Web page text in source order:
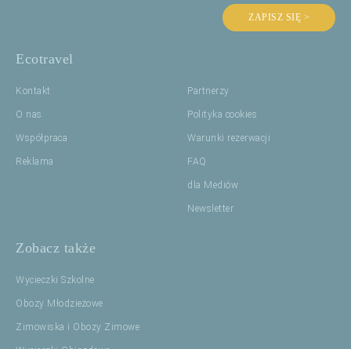
ZAPISZ SIĘ >
Ecotravel
Kontakt
O nas
Współpraca
Reklama
Partnerzy
Polityka cookies
Warunki rezerwacji
FAQ
dla Mediów
Newsletter
Zobacz także
Wycieczki Szkolne
Obozy Młodzieżowe
Zimowiska i Obozy Zimowe